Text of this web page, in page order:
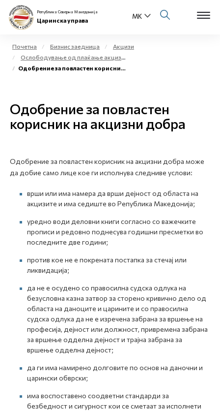
За нас
Бизнис заедница
Open
Медиа центар
Контакт
Е-Весник
Република Северна Македонија
Царинска управа
Почетна Бизнис заедница
Акцизи
Ослободување од плаќање акциза и повластено користење на акцизни добра
Одобрение за повластен корисник на акцизни добра
Одобрение за повластен
корисник на акцизни добра
Одобрение за повластен корисник на акцизни добра може
да добие само лице кое ги исполнува следниве услови:
врши или има намера да врши дејност од областа на
акцизите и има седиште во Република Македонија;
уредно води деловни книги согласно со важечките
прописи и редовно поднесува годишни пресметки во
последните две години;
против кое не е покрената постапка за стечај или
ликвидација;
да не е осудено со правосилна судска одлука на
безусловна казна затвор за сторено кривично дело од
областа на даноците и царините и со правосилна
судска одлука да не е изречена забрана за вршење на
професија, дејност или должност, привремена забрана
за вршење одделна дејност и трајна забрана за
вршење одделна дејност;
да ги има намирено долговите по основ на даночни и
царински обврски;
има воспоставено соодветни стандарди за
безбедност и сигурност кои се сметаат за исполнети